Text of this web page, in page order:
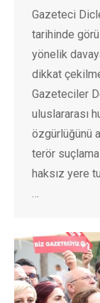
Gazeteci
tarihinde
yönelik
dikkat
Gazeteciler
uluslararası
özgürlüğünü
terör
haksız yere
…